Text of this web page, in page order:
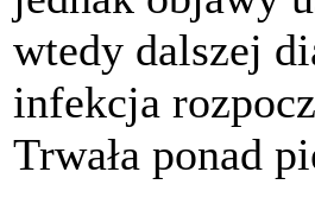
wtedy dalszej
infekcja
Trwała ponad